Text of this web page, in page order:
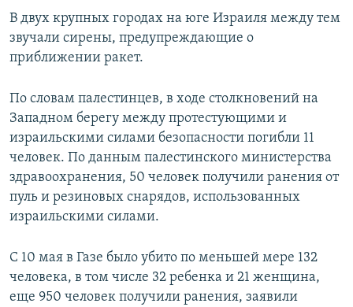
В двух крупных городах на юге Израиля между тем
звучали сирены, предупреждающие о
приближении ракет.
По словам палестинцев, в ходе столкновений на
Западном берегу между протестующими и
израильскими силами безопасности погибли 11
человек. По данным палестинского министерства
здравоохранения, 50 человек получили ранения от
пуль и резиновых снарядов, использованных
израильскими силами.
С 10 мая в Газе было убито по меньшей мере 132
человека, в том числе 32 ребенка и 21 женщина,
еще 950 человек получили ранения, заявили